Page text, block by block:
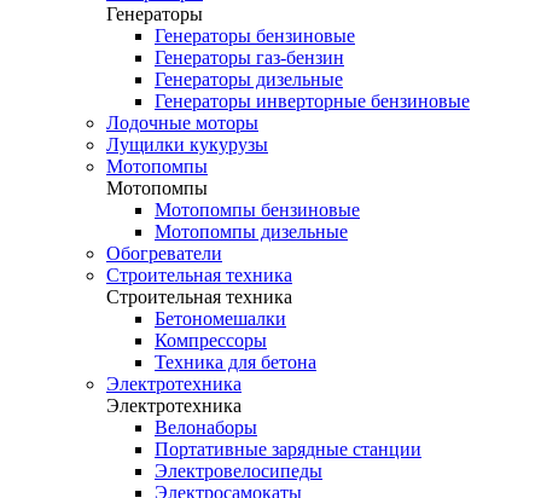
Генераторы
Генераторы бензиновые
Генераторы газ-бензин
Генераторы дизельные
Генераторы инверторные бензиновые
Лодочные моторы
Лущилки кукурузы
Мотопомпы
Мотопомпы
Мотопомпы бензиновые
Мотопомпы дизельные
Обогреватели
Строительная техника
Строительная техника
Бетономешалки
Компрессоры
Техника для бетона
Электротехника
Электротехника
Велонаборы
Портативные зарядные станции
Электровелосипеды
Электросамокаты